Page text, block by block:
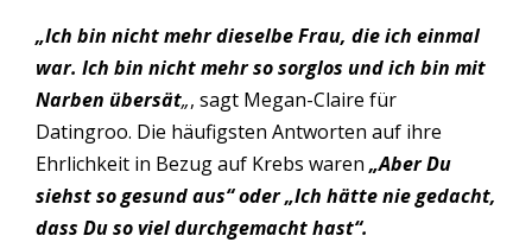
„Ich bin nicht mehr dieselbe Frau, die ich einmal
war. Ich bin nicht mehr so sorglos und ich bin mit
Narben übersät„, sagt Megan-Claire für
Datingroo. Die häufigsten Antworten auf ihre
Ehrlichkeit in Bezug auf Krebs waren „Aber Du
siehst so gesund aus“ oder „Ich hätte nie gedacht,
dass Du so viel durchgemacht hast“.